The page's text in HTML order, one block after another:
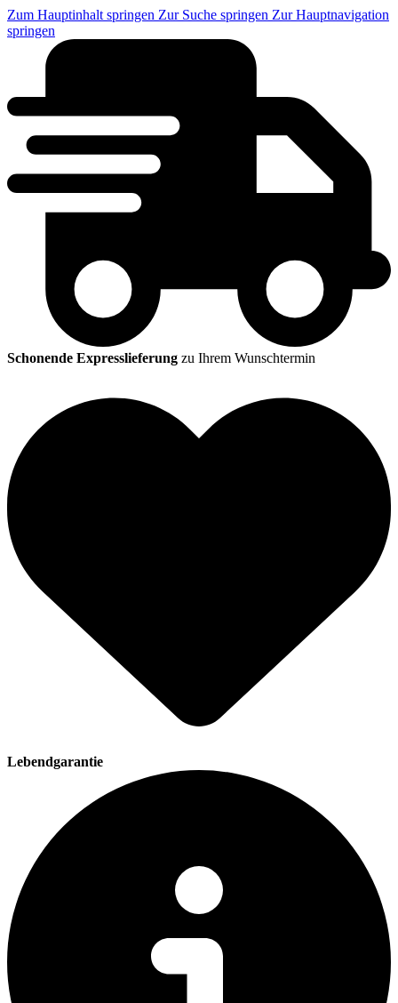
Zum Hauptinhalt springen Zur Suche springen Zur Hauptnavigation
springen
Schonende Expresslieferung zu Ihrem Wunschtermin
Lebendgarantie